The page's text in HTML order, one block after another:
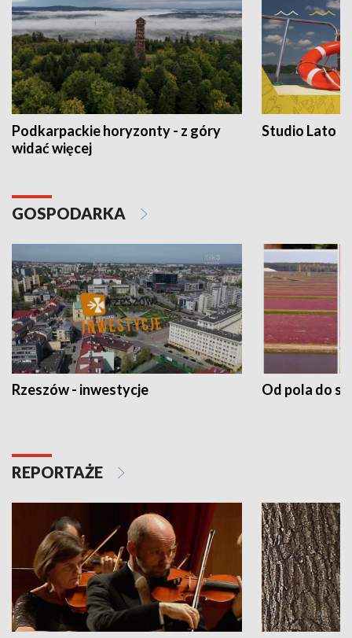
Podkarpackie horyzonty - z góry
widać więcej
Studio Lato
GOSPODARKA
Rzeszów - inwestycje Od pola do
REPORTAŻE